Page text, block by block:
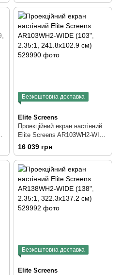
Безкоштовна доставка
Elite Screens
Проекційний екран настінний
Elite Screens AR103WH2-WIDE
(103", 2.35:1, 241.8x102.9 см)
16 039 грн
Безкоштовна доставка
Elite Screens